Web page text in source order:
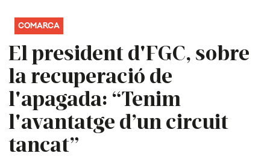
El president d'FGC, sobre
la recuperació de
l'apagada: “Tenim
l'avantatge d’un circuit
tancat”
COMARCA